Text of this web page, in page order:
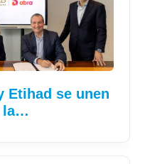
Etihad se unen
la…